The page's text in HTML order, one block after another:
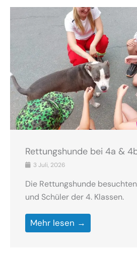
Rettungshunde bei 4a &
3 Juli, 2026
Die Rettungshunde
und Schüler der 4. Klassen.
Mehr lesen →